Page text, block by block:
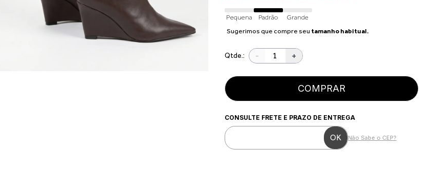
Pequena Padrão
Grande
Sugerimos que compre seu tamanho habitual.
Qtde.: - +
COMPRAR
CONSULTE FRETE E PRAZO DE ENTREGA
Não Sabe o CEP?